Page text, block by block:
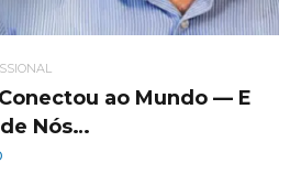
ao Mundo — E
Nós…